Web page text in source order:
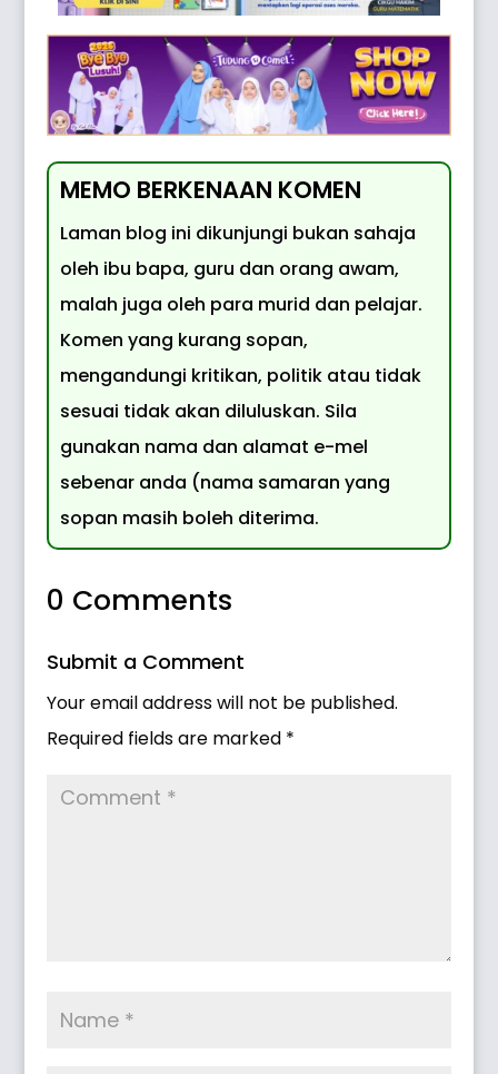
MEMO BERKENAAN KOMEN
Laman blog ini dikunjungi bukan sahaja
oleh ibu bapa, guru dan orang awam,
malah juga oleh para murid dan pelajar.
Komen yang kurang sopan,
mengandungi kritikan, politik atau tidak
sesuai tidak akan diluluskan. Sila
gunakan nama dan alamat e-mel
sebenar anda (nama samaran yang
sopan masih boleh diterima.
0 Comments
Submit a Comment
Your email address will not be published.
Required fields are marked *